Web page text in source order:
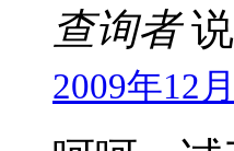
查询者
2009年12